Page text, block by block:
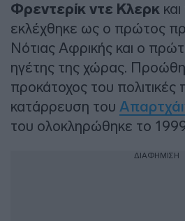
Φρεντερίκ ντε Κλερκ
εκλέχθηκε ως ο πρώτος
Νότιας Αφρικής και ο
ηγέτης της χώρας.
προκάτοχος του
κατάρρευση του
του ολοκληρώθηκε το
ΔΙΑΦΗΜΙΣΗ